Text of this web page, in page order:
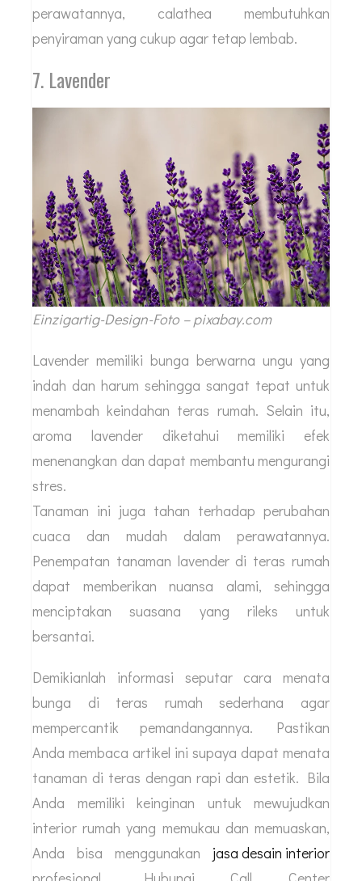
perawatannya, calathea membutuhkan
penyiraman yang cukup agar tetap lembab.
7. Lavender
Einzigartig-Design-Foto – pixabay.com
Lavender memiliki bunga berwarna ungu yang
indah dan harum sehingga sangat tepat untuk
menambah keindahan teras rumah. Selain itu,
aroma lavender diketahui memiliki efek
menenangkan dan dapat membantu mengurangi
stres.
Tanaman ini juga tahan terhadap perubahan
cuaca dan mudah dalam perawatannya.
Penempatan tanaman lavender di teras rumah
dapat memberikan nuansa alami, sehingga
menciptakan suasana yang rileks untuk
bersantai.
Demikianlah informasi seputar cara menata
bunga di teras rumah sederhana agar
mempercantik pemandangannya. Pastikan
Anda membaca artikel ini supaya dapat menata
tanaman di teras dengan rapi dan estetik. Bila
Anda memiliki keinginan untuk mewujudkan
interior rumah yang memukau dan memuaskan,
Anda bisa menggunakan jasa desain interior